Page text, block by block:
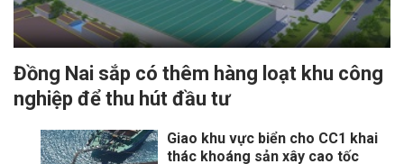
Đồng Nai sắp có thêm hàng loạt khu công
nghiệp để thu hút đầu tư
Giao khu vực biển cho CC1 khai
thác khoáng sản xây cao tốc